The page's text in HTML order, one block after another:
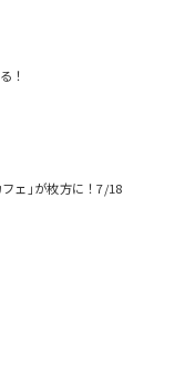
！
ェ｣が枚方に！7/18